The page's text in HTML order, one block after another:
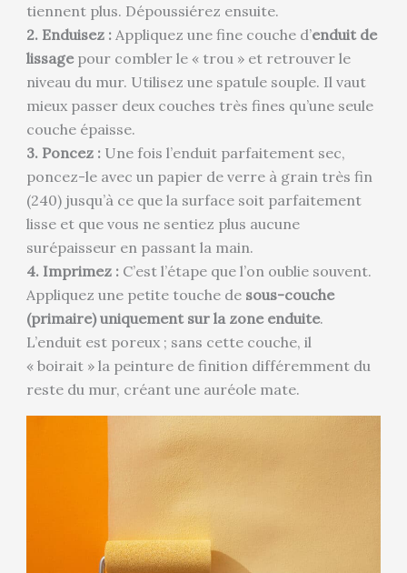
tiennent plus. Dépoussiérez ensuite.
2. Enduisez :Appliquez une fine couche d’enduit de
lissagepour combler le « trou » et retrouver le
niveau du mur. Utilisez une spatule souple. Il vaut
mieux passer deux couches très fines qu’une seule
couche épaisse.
3. Poncez :Une fois l’enduit parfaitement sec,
poncez-le avec un papier de verre à grain très fin
(240) jusqu’à ce que la surface soit parfaitement
lisse et que vous ne sentiez plus aucune
surépaisseur en passant la main.
4. Imprimez :C’est l’étape que l’on oublie souvent.
Appliquez une petite touche de sous-couche
(primaire) uniquement sur la zone enduite.
L’enduit est poreux ; sans cette couche, il
« boirait » la peinture de finition différemment du
reste du mur, créant une auréole mate.